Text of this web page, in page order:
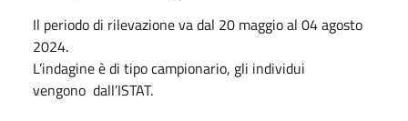
Il periodo di rilevazione va dal 20 maggio al 04 agosto
2024.
L’indagine è di tipo campionario, gli individui
vengono dall’ISTAT.